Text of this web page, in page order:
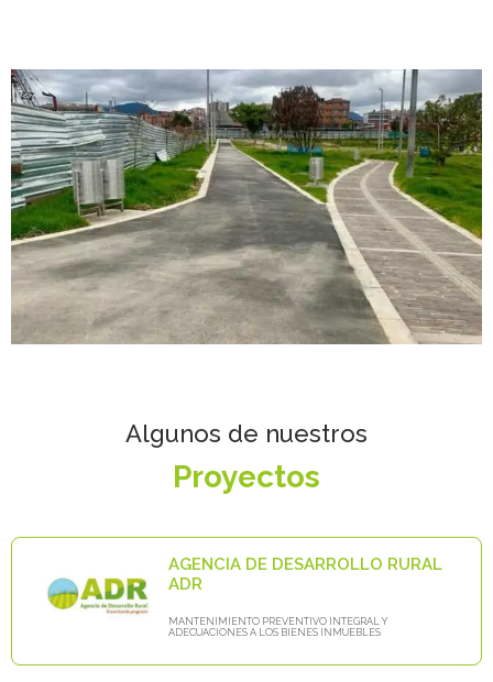
Algunos de nuestros
Proyectos
AGENCIA DE DESARROLLO RURAL
ADR
MANTENIMIENTO PREVENTIVO INTEGRAL Y
ADECUACIONES A LOS BIENES INMUEBLES